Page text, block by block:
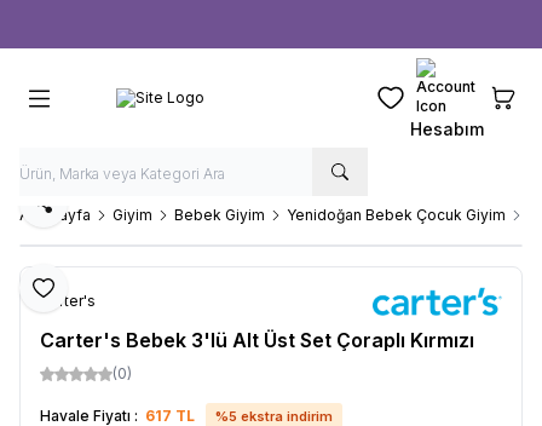
Favorilerim
Hesabım
Ana Sayfa Giyim Bebek Giyim Yenidoğan Bebek Çocuk Giyim
Favoriye Ekle
Paylaş
Carter's
Carter's Bebek 3'lü Alt Üst Set Çoraplı Kırmızı
(0)
Havale Fiyatı : 617 TL %5 ekstra indirim